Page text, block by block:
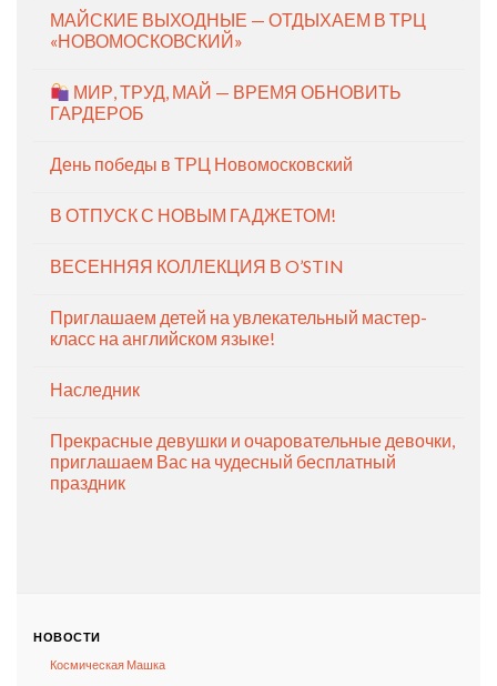
МАЙСКИЕ ВЫХОДНЫЕ — ОТДЫХАЕМ В ТРЦ
«НОВОМОСКОВСКИЙ»
МИР, ТРУД, МАЙ — ВРЕМЯ ОБНОВИТЬ
ГАРДЕРОБ
День победы в ТРЦ Новомосковский
В ОТПУСК С НОВЫМ ГАДЖЕТОМ!
ВЕСЕННЯЯ КОЛЛЕКЦИЯ В O’STIN
Приглашаем детей на увлекательный мастер-
класс на английском языке!
Наследник
Прекрасные девушки и очаровательные девочки,
приглашаем Вас на чудесный бесплатный
праздник
НОВОСТИ
Космическая Машка